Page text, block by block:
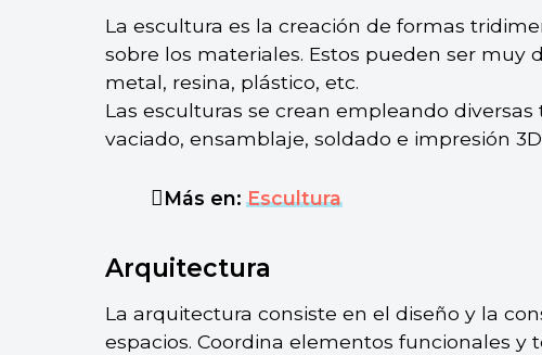
La escultura es la creación de formas
sobre los materiales. Estos pueden ser muy
metal, resina, plástico, etc.
Las esculturas se crean empleando
vaciado, ensamblaje, soldado e impresión
Más en:Escultura
Arquitectura
La arquitectura consiste en el diseño y la
espacios. Coordina elementos funcionales y